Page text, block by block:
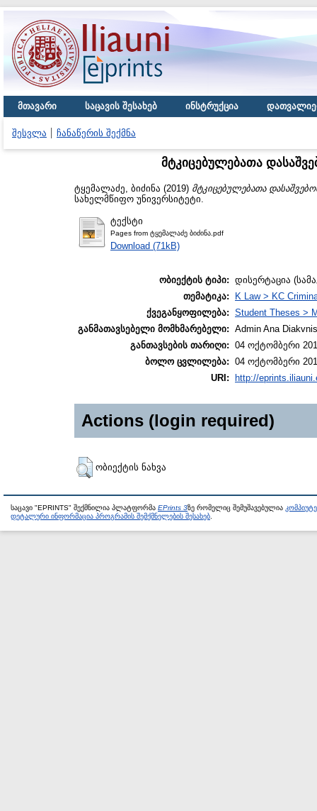
მთავარი საცავის შესახებ ინსტრუქცია
შესვლა ჩანაწერის შექმნა
მტკიცებულებათა
ტყემალაძე, ბიძინა (2019) მტკიცებულებათა
სახელმწიფო უნივერსიტეტი.
ტექსტი
Pages from ტყემალაძე ბიძინა.pdf
Download (71kB)
ობიექტის ტიპი: დისერტაცია
თემატიკა:
K Law > KC
ქვეგანყოფილება: Student Theses >
განმათავსებელი მომხმარებელი: Admin Ana
განთავსების თარიღი: 04 ოქტომბერი
ბოლო ცვლილება: 04 ოქტომბერი
URI:
http://
Actions (login required)
ობიექტის ნახვა
საცავი "EPRINTS" შექმნილია პლატფორმა EPrints 3ზე რომელიც შემუშავებულია
დეტალური ინფორმაცია პროგრამის შემქმნელების შესახებ.